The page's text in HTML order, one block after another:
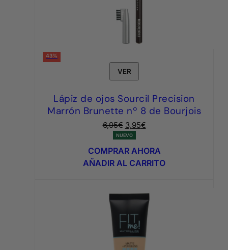
43%
VER
Lápiz de ojos Sourcil Precision
Marrón Brunette nº 8 de Bourjois
6,95€ El
precio
original
era:
6,95€.
3,95€El
actual
es:
3,95€.
NUEVO
COMPRAR AHORA
AÑADIR AL CARRITO